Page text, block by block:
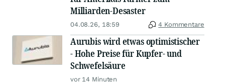
Milliarden-Desaster
04.08.26, 18:59 4 Kommentare
Aurubis wird etwas optimistischer
- Hohe Preise für Kupfer- und
Schwefelsäure
vor 14 Minuten